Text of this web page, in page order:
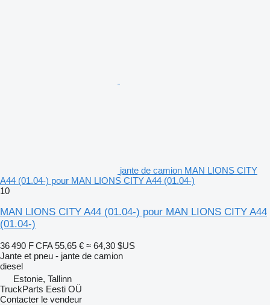
jante de camion MAN LIONS CITY
A44 (01.04-) pour MAN LIONS CITY A44 (01.04-)
10
MAN LIONS CITY A44 (01.04-) pour MAN LIONS CITY A44
(01.04-)
36 490 F CFA 55,65 € ≈ 64,30 $US
Jante et pneu - jante de camion
diesel
Estonie, Tallinn
TruckParts Eesti OÜ
Contacter le vendeur